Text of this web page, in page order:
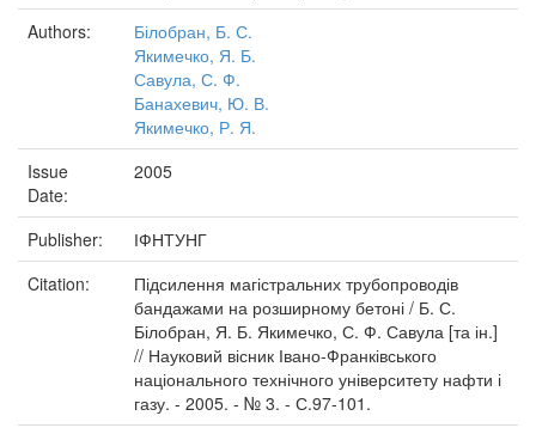
Authors:
Білобран, Б. С.
Якимечко, Я. Б.
Савула, С. Ф.
Банахевич, Ю. В.
Якимечко, Р. Я.
Issue
Date:
2005
Publisher:
ІФНТУНГ
Citation:
Підсилення магістральних трубопроводів
бандажами на розширному бетоні / Б. С.
Білобран, Я. Б. Якимечко, С. Ф. Савула [та ін.]
// Науковий вісник Івано-Франківського
національного технічного університету нафти і
газу. - 2005. - № 3. - С.97-101.